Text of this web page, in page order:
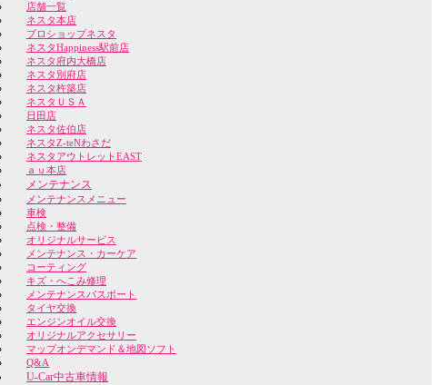
店舗一覧
ネスタ本店
プロショップネスタ
ネスタHappiness駅前店
ネスタ府内大橋店
ネスタ別府店
ネスタ杵築店
ネスタＵＳＡ
日田店
ネスタ佐伯店
ネスタZ-teNわさだ
ネスタアウトレットEAST
ａｕ本店
メンテナンス
メンテナンスメニュー
車検
点検・整備
オリジナルサービス
メンテナンス・カーケア
コーティング
キズ・へこみ修理
メンテナンスパスポート
タイヤ交換
エンジンオイル交換
オリジナルアクセサリー
マップオンデマンド＆地図ソフト
Q&A
U-Car中古車情報